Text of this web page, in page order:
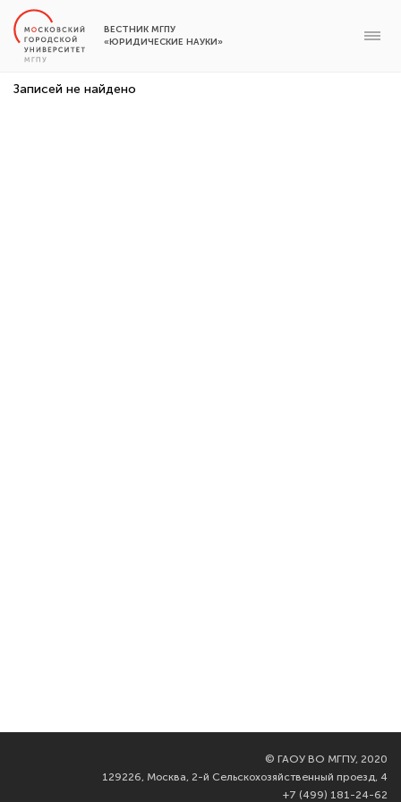
ВЕСТНИК МГПУ
«ЮРИДИЧЕСКИЕ НАУКИ»
Записей не найдено
© ГАОУ ВО МГПУ, 2020
129226, Москва, 2-й Сельскохозяйственный проезд, 4
+7 (499) 181-24-62